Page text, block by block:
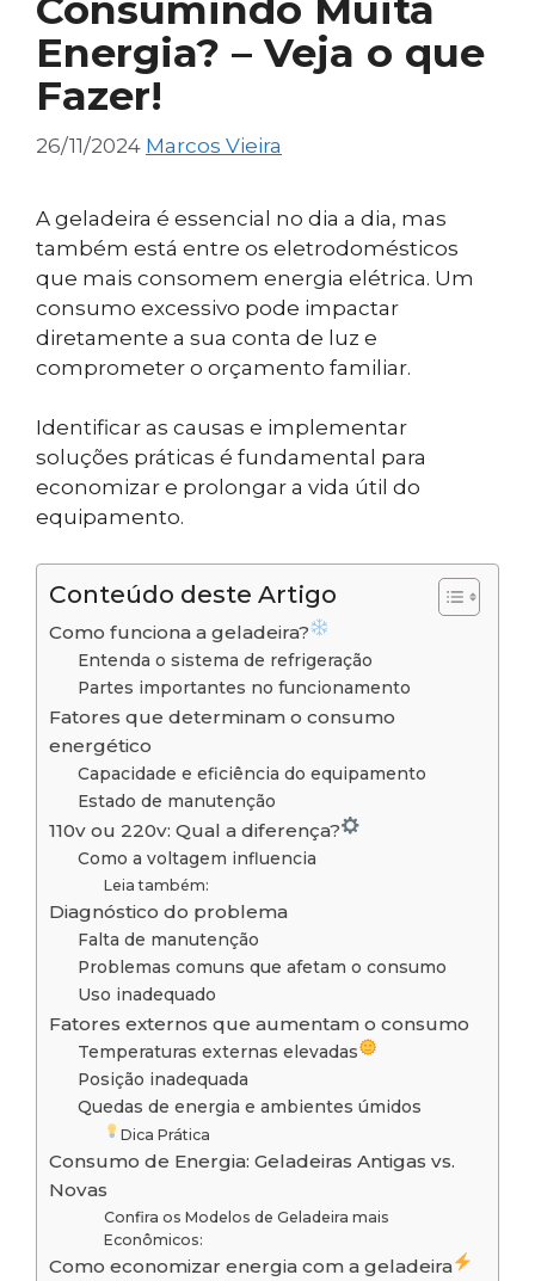
Energia? – Veja o que
Fazer!
26/11/2024 Marcos Vieira
A geladeira é essencial no dia a dia, mas
também está entre os eletrodomésticos
que mais consomem energia elétrica. Um
consumo excessivo pode impactar
diretamente a sua conta de luz e
comprometer o orçamento familiar.
Identificar as causas e implementar
soluções práticas é fundamental para
economizar e prolongar a vida útil do
equipamento.
Conteúdo deste Artigo
Como funciona a geladeira?
Entenda o sistema de refrigeração
Partes importantes no funcionamento
Fatores que determinam o consumo
energético
Capacidade e eficiência do equipamento
Estado de manutenção
110v ou 220v: Qual a diferença?
Como a voltagem influencia
Leia também:
Diagnóstico do problema
Falta de manutenção
Problemas comuns que afetam o consumo
Uso inadequado
Fatores externos que aumentam o consumo
Temperaturas externas elevadas
Posição inadequada
Quedas de energia e ambientes úmidos
Dica Prática
Consumo de Energia: Geladeiras Antigas vs.
Novas
Confira os Modelos de Geladeira mais
Econômicos:
Como economizar energia com a geladeira